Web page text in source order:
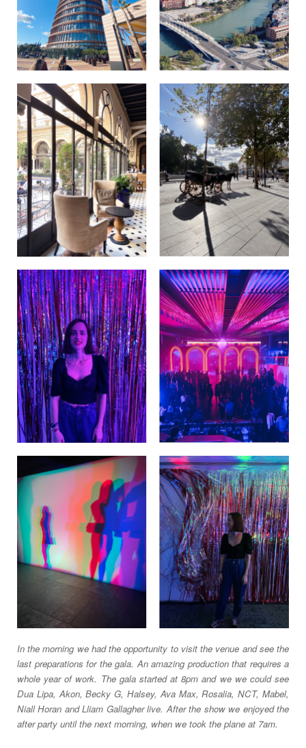
In the morning we had the opportunity to visit the venue and see the
last preparations for the gala. An amazing production that requires a
whole year of work. The gala started at 8pm and we we could see
Dua Lipa, Akon, Becky G, Halsey, Ava Max, Rosalia, NCT, Mabel,
Niall Horan and Lliam Gallagher live. After the show we enjoyed the
after party until the next morning, when we took the plane at 7am.